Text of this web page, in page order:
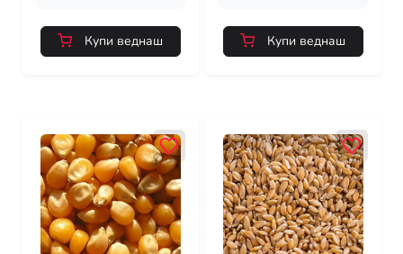
Купи веднаш Купи веднаш